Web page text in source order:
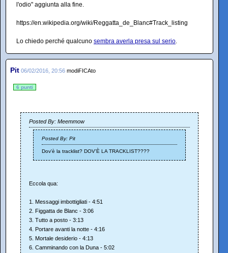
l'odio" aggiunta alla fine.
https://en.wikipedia.org/wiki/Reggatta_de_Blanc#Track_listing
Lo chiedo perché qualcuno sembra averla presa sul serio.
Pit 06/02/2016, 20:56 modiFICAto
6 punti
Posted By: Meemmow
Posted By: Pit
Dov'è la tracklist? DOV'È LA TRACKLIST????
Eccola qua:
1. Messaggi imbottigliati - 4:51
2. Figgatta de Blanc - 3:06
3. Tutto a posto - 3:13
4. Portare avanti la notte - 4:16
5. Mortale desiderio - 4:13
6. Camminando con la Duna - 5:02